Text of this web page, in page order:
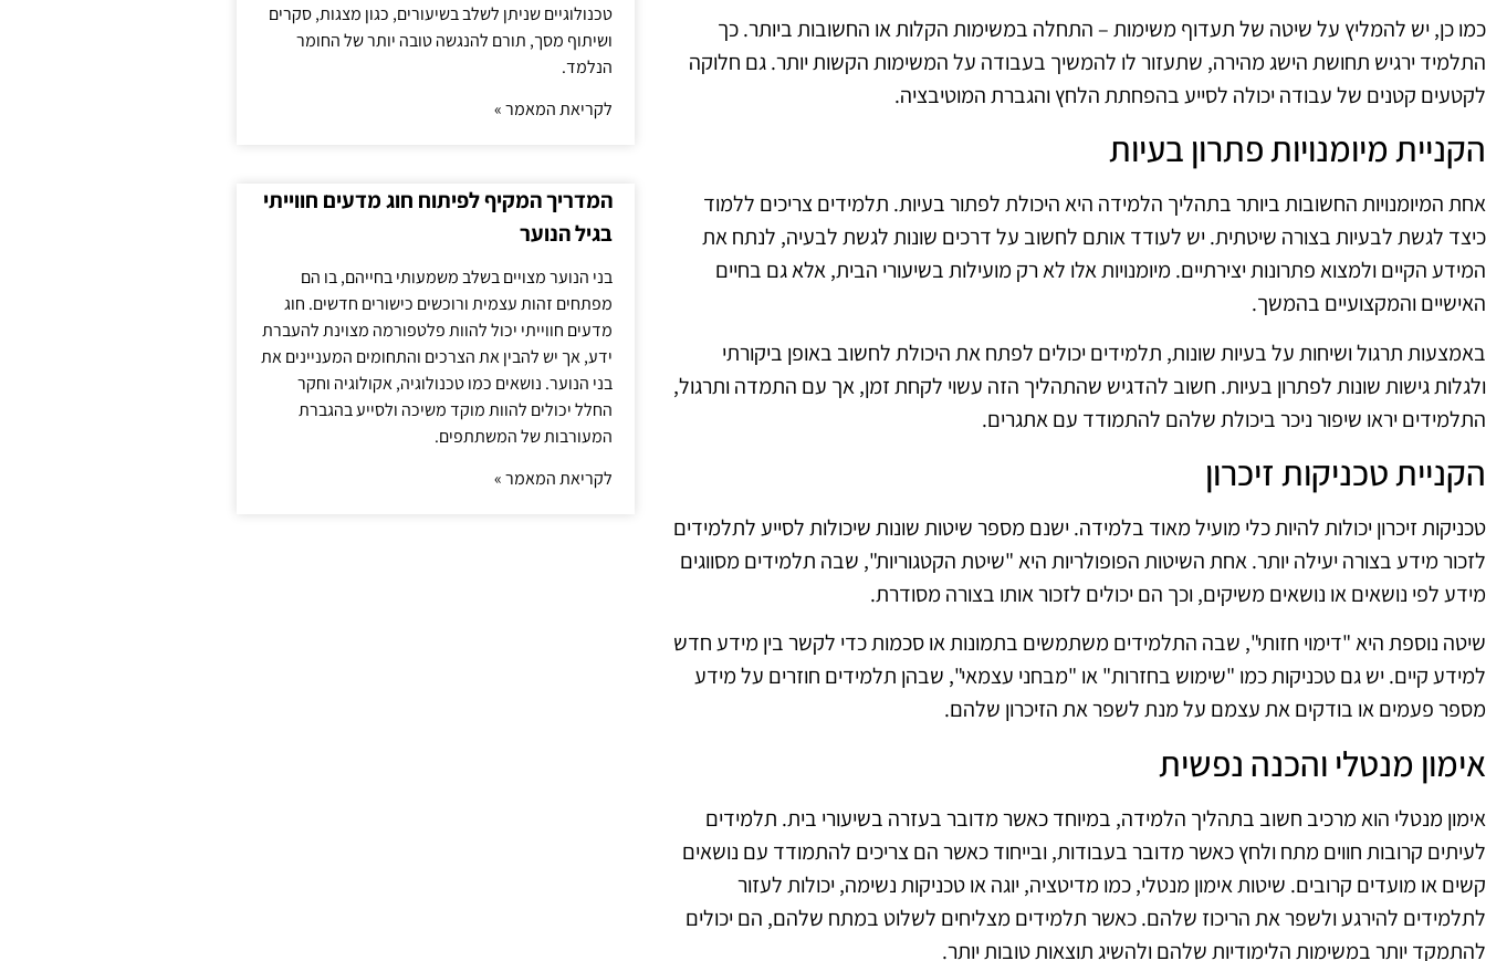
כמו כן, יש להמליץ על שיטה של תעדוף משימות – התחלה במשימות הקלות או החשובות ביותר. כך
התלמיד ירגיש תחושת הישג מהירה, שתעזור לו להמשיך בעבודה על המשימות הקשות יותר. גם חלוקה
לקטעים קטנים של עבודה יכולה לסייע בהפחתת הלחץ והגברת המוטיבציה.
הקניית מיומנויות פתרון בעיות
אחת המיומנויות החשובות ביותר בתהליך הלמידה היא היכולת לפתור בעיות. תלמידים צריכים ללמוד
כיצד לגשת לבעיות בצורה שיטתית. יש לעודד אותם לחשוב על דרכים שונות לגשת לבעיה, לנתח את
המידע הקיים ולמצוא פתרונות יצירתיים. מיומנויות אלו לא רק מועילות בשיעורי הבית, אלא גם בחיים
האישיים והמקצועיים בהמשך.
באמצעות תרגול ושיחות על בעיות שונות, תלמידים יכולים לפתח את היכולת לחשוב באופן ביקורתי
ולגלות גישות שונות לפתרון בעיות. חשוב להדגיש שהתהליך הזה עשוי לקחת זמן, אך עם התמדה ותרגול,
התלמידים יראו שיפור ניכר ביכולת שלהם להתמודד עם אתגרים.
הקניית טכניקות זיכרון
טכניקות זיכרון יכולות להיות כלי מועיל מאוד בלמידה. ישנם מספר שיטות שונות שיכולות לסייע לתלמידים
לזכור מידע בצורה יעילה יותר. אחת השיטות הפופולריות היא "שיטת הקטגוריות", שבה תלמידים מסווגים
מידע לפי נושאים או נושאים משיקים, וכך הם יכולים לזכור אותו בצורה מסודרת.
שיטה נוספת היא "דימוי חזותי", שבה התלמידים משתמשים בתמונות או סכמות כדי לקשר בין מידע חדש
למידע קיים. יש גם טכניקות כמו "שימוש בחזרות" או "מבחני עצמאי", שבהן תלמידים חוזרים על מידע
מספר פעמים או בודקים את עצמם על מנת לשפר את הזיכרון שלהם.
אימון מנטלי והכנה נפשית
אימון מנטלי הוא מרכיב חשוב בתהליך הלמידה, במיוחד כאשר מדובר בעזרה בשיעורי בית. תלמידים
לעיתים קרובות חווים מתח ולחץ כאשר מדובר בעבודות, ובייחוד כאשר הם צריכים להתמודד עם נושאים
קשים או מועדים קרובים. שיטות אימון מנטלי, כמו מדיטציה, יוגה או טכניקות נשימה, יכולות לעזור
לתלמידים להירגע ולשפר את הריכוז שלהם. כאשר תלמידים מצליחים לשלוט במתח שלהם, הם יכולים
להתמקד יותר במשימות הלימודיות שלהם ולהשיג תוצאות טובות יותר.
טכנולוגיים שניתן לשלב בשיעורים, כגון מצגות, סקרים
ושיתוף מסך, תורם להנגשה טובה יותר של החומר
הנלמד.
לקריאת המאמר »
המדריך המקיף לפיתוח חוג מדעים חווייתי
בגיל הנוער
בני הנוער מצויים בשלב משמעותי בחייהם, בו הם
מפתחים זהות עצמית ורוכשים כישורים חדשים. חוג
מדעים חווייתי יכול להוות פלטפורמה מצוינת להעברת
ידע, אך יש להבין את הצרכים והתחומים המעניינים את
בני הנוער. נושאים כמו טכנולוגיה, אקולוגיה וחקר
החלל יכולים להוות מוקד משיכה ולסייע בהגברת
המעורבות של המשתתפים.
לקריאת המאמר »